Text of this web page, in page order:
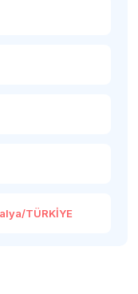
TÜRKİYE